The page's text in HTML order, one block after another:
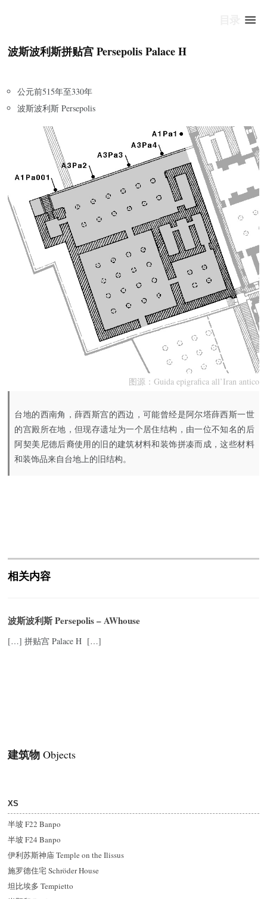
波斯波利斯拼贴宫 Persepolis Palace H
公元前515年至330年
波斯波利斯 Persepolis
图源： Guida epigrafica all’Iran antico
台地的西南角，薛西斯宫的西边，可能曾经是阿尔塔薛西斯一世
的宫殿所在地，但现存遗址为一个居住结构，由一位不知名的后
阿契美尼德后裔使用的旧的建筑材料和装饰拼凑而成，这些材料
和装饰品来自台地上的旧结构。
相关内容
波斯波利斯 Persepolis – AWhouse
[…] 拼贴宫 Palace H […]
建筑物Objects
XS
半坡 F22 Banpo
半坡 F24 Banpo
伊利苏斯神庙 Temple on the Ilissus
施罗德住宅 Schröder House
坦比埃多 Tempietto